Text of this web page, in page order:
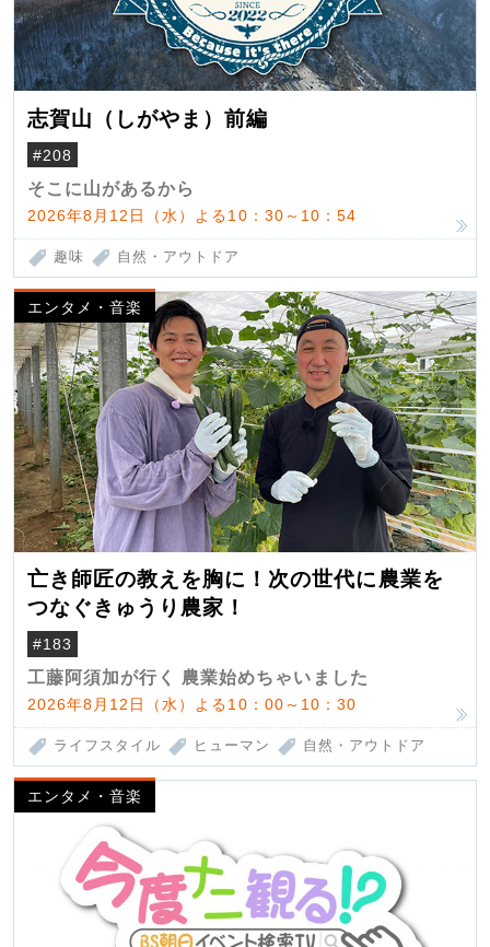
志賀山（しがやま）前編
#208
そこに山があるから
2026年8月12日（水）よる10：30～10：54
趣味 自然・アウトドア
エンタメ・音楽
亡き師匠の教えを胸に！次の世代に農業を
つなぐきゅうり農家！
#183
工藤阿須加が行く 農業始めちゃいました
2026年8月12日（水）よる10：00～10：30
ライフスタイル ヒューマン 自然・アウトドア
エンタメ・音楽